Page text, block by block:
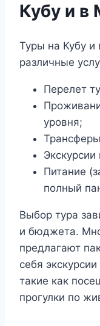
Кубу и в
Туры на Кубу и
различные
Перелет
уровня;
Питание
полный
Выбор тура
и бюджета.
предлагают
себя
такие как
прогулки по